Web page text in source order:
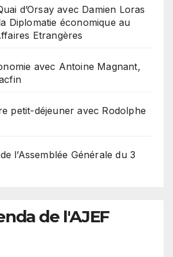
d’Orsay avec Damien Loras
Diplomatie économique au
Etrangères
avec Antoine Magnant,
petit-déjeuner avec Rodolphe
l’Assemblée Générale du 3
de l'AJEF